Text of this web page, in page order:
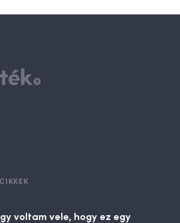
voltam vele, hogy ez egy